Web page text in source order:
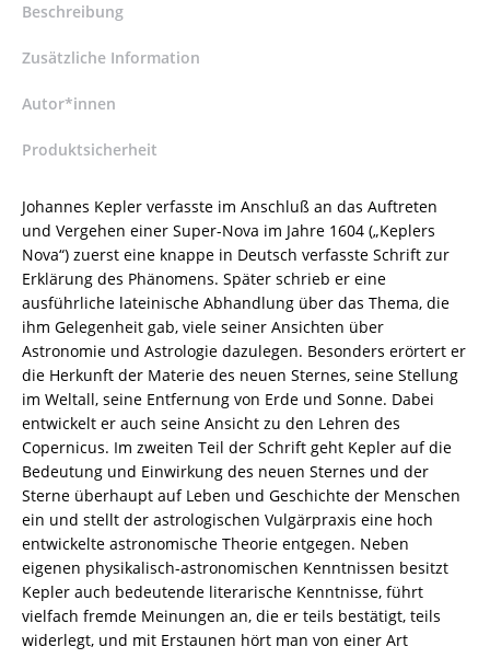
Knobloch,
Schönberger
Eva
(Übers.),
Knobloch
(Übers.)
–
ISBN
9783826031397
/
978-
3-
8260-
3139-
7
/
978-
3-
82-
603139-
7
Menge
Beschreibung
Zusätzliche Information
Autor*innen
Produktsicherheit
Johannes Kepler verfasste im Anschluß an das Auftreten
und Vergehen einer Super-Nova im Jahre 1604 („Keplers
Nova“) zuerst eine knappe in Deutsch verfasste Schrift zur
Erklärung des Phänomens. Später schrieb er eine
ausführliche lateinische Abhandlung über das Thema, die
ihm Gelegenheit gab, viele seiner Ansichten über
Astronomie und Astrologie dazulegen. Besonders erörtert er
die Herkunft der Materie des neuen Sternes, seine Stellung
im Weltall, seine Entfernung von Erde und Sonne. Dabei
entwickelt er auch seine Ansicht zu den Lehren des
Copernicus. Im zweiten Teil der Schrift geht Kepler auf die
Bedeutung und Einwirkung des neuen Sternes und der
Sterne überhaupt auf Leben und Geschichte der Menschen
ein und stellt der astrologischen Vulgärpraxis eine hoch
entwickelte astronomische Theorie entgegen. Neben
eigenen physikalisch-astronomischen Kenntnissen besitzt
Kepler auch bedeutende literarische Kenntnisse, führt
vielfach fremde Meinungen an, die er teils bestätigt, teils
widerlegt, und mit Erstaunen hört man von einer Art